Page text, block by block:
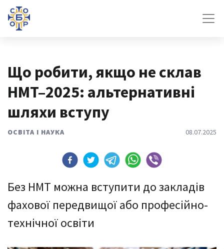
Що робити, якщо не склав
НМТ–2025: альтернативні
шляхи вступу
ОСВІТА І НАУКА 08.07.2025
Без НМТ можна вступити до закладів
фахової передвищої або професійно-
технічної освіти